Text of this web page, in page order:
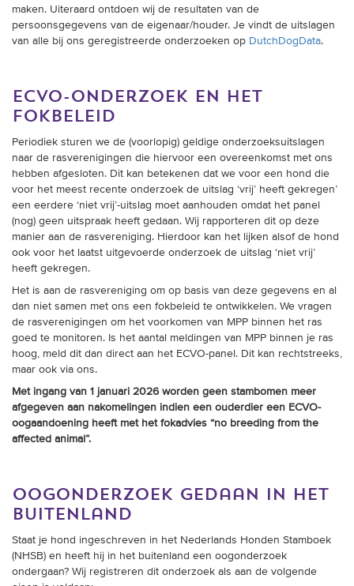
maken. Uiteraard ontdoen wij de resultaten van de
persoonsgegevens van de eigenaar/houder. Je vindt de uitslagen
van alle bij ons geregistreerde onderzoeken op DutchDogData.
ecvo-onderzoek en het
fokbeleid
Periodiek sturen we de (voorlopig) geldige onderzoeksuitslagen
naar de rasverenigingen die hiervoor een overeenkomst met ons
hebben afgesloten. Dit kan betekenen dat we voor een hond die
voor het meest recente onderzoek de uitslag ‘vrij’ heeft gekregen’
een eerdere ‘niet vrij’-uitslag moet aanhouden omdat het panel
(nog) geen uitspraak heeft gedaan. Wij rapporteren dit op deze
manier aan de rasvereniging. Hierdoor kan het lijken alsof de hond
ook voor het laatst uitgevoerde onderzoek de uitslag ‘niet vrij’
heeft gekregen.
Het is aan de rasvereniging om op basis van deze gegevens en al
dan niet samen met ons een fokbeleid te ontwikkelen. We vragen
de rasverenigingen om het voorkomen van MPP binnen het ras
goed te monitoren. Is het aantal meldingen van MPP binnen je ras
hoog, meld dit dan direct aan het ECVO-panel. Dit kan rechtstreeks,
maar ook via ons.
Met ingang van 1 januari 2026 worden geen stambomen meer
afgegeven aan nakomelingen indien een ouderdier een ECVO-
oogaandoening heeft met het fokadvies “no breeding from the
affected animal”.
oogonderzoek gedaan in het
buitenland
Staat je hond ingeschreven in het Nederlands Honden Stamboek
(NHSB) en heeft hij in het buitenland een oogonderzoek
ondergaan? Wij registreren dit onderzoek als aan de volgende